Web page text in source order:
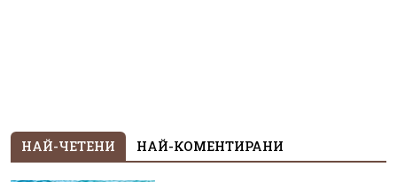
НАЙ-ЧЕТЕНИ НАЙ-КОМЕНТИРАНИ